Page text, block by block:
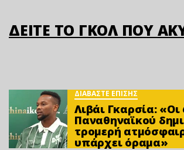
ΔΕΙΤΕ ΤΟ ΓΚΟΛ ΠΟΥ
ΔΙΑΒΑΣΤΕ ΕΠΙΣΗΣ
Λιβάι Γκαρσία:
Παναθηναϊκού
τρομερή
υπάρχει όραμα»